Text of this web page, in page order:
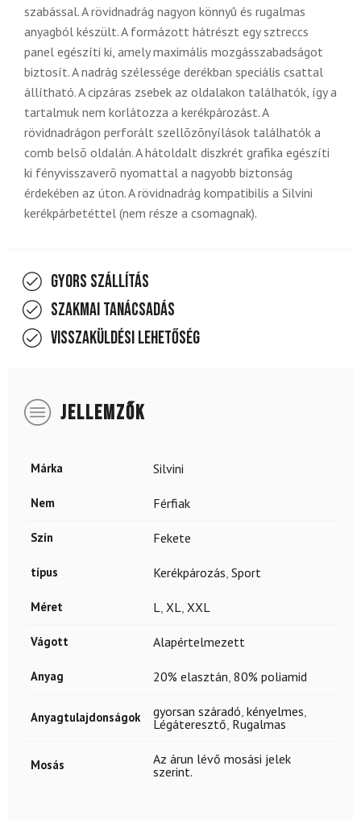
szabással. A rövidnadrág nagyon könnyû és rugalmas
anyagból készült. A formázott hátrészt egy sztreccs
panel egészíti ki, amely maximális mozgásszabadságot
biztosít. A nadrág szélessége derékban speciális csattal
állítható. A cipzáras zsebek az oldalakon találhatók, így a
tartalmuk nem korlátozza a kerékpározást. A
rövidnadrágon perforált szellõzõnyílások találhatók a
comb belsõ oldalán. A hátoldalt diszkrét grafika egészíti
ki fényvisszaverõ nyomattal a nagyobb biztonság
érdekében az úton. A rövidnadrág kompatibilis a Silvini
kerékpárbetéttel (nem része a csomagnak).
Gyors szállítás
Szakmai tanácsadás
Visszaküldési lehetőség
JELLEMZŐK
Márka Silvini
Nem Férfiak
Szín Fekete
típus Kerékpározás Sport
Méret L XL XXL
Vágott Alapértelmezett
Anyag 20% elasztán 80% poliamid
Anyagtulajdonságok gyorsan száradó kényelmes
Légáteresztő Rugalmas
Mosás
Az árun lévő mosási jelek
szerint.